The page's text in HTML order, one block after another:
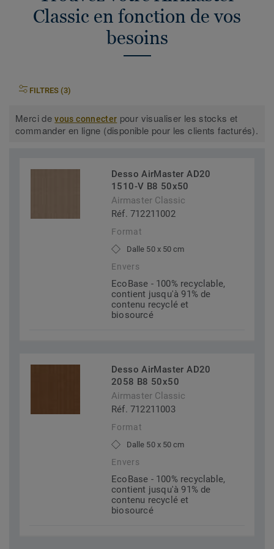
Classic en fonction de vos
besoins
FILTRES (3)
Merci devous connecter pour visualiser les stocks et
commander en ligne (disponible pour les clients facturés).
Desso AirMaster AD20
1510-V B8 50x50
Airmaster Classic
Réf. 712211002
Format
Dalle 50 x 50 cm
Envers
EcoBase - 100% recyclable,
contient jusqu'à 91% de
contenu recyclé et
biosourcé
Desso AirMaster AD20
2058 B8 50x50
Airmaster Classic
Réf. 712211003
Format
Dalle 50 x 50 cm
Envers
EcoBase - 100% recyclable,
contient jusqu'à 91% de
contenu recyclé et
biosourcé